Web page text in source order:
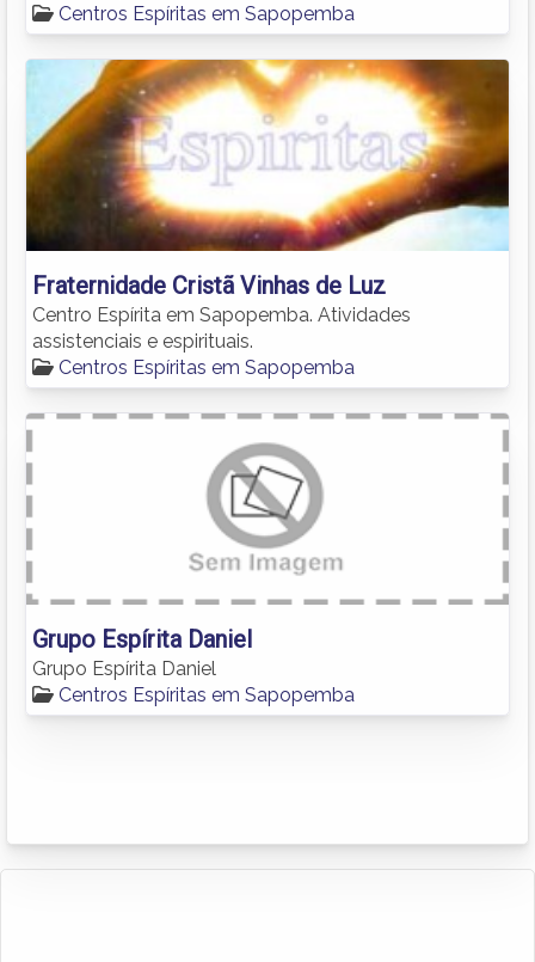
Centros Espíritas em Sapopemba
Fraternidade Cristã Vinhas de Luz
Centro Espírita em Sapopemba. Atividades
assistenciais e espirituais.
Centros Espíritas em Sapopemba
Grupo Espírita Daniel
Grupo Espírita Daniel
Centros Espíritas em Sapopemba